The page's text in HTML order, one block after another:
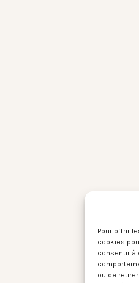
Pour offrir
cookies
consentir à
ou de